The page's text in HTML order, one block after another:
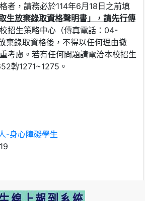
者，請務必於114年6月18日之前填
取生放棄錄取資格聲明書」，請先行傳
招生策略中心（傳真電話：04-
棄錄取資格後，不得以任何理由撤
考慮。若有任何問題請電洽本校招生
轉1271~1275。
-身心障礙學生